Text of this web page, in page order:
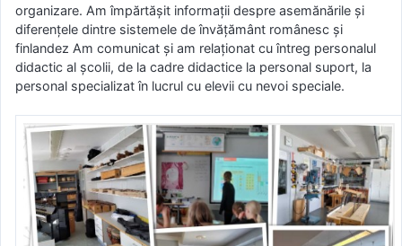
organizare. Am împărtășit informații despre asemănările și
diferențele dintre sistemele de învățământ românesc și
finlandez Am comunicat și am relaționat cu întreg personalul
didactic al școlii, de la cadre didactice la personal suport, la
personal specializat în lucrul cu elevii cu nevoi speciale.